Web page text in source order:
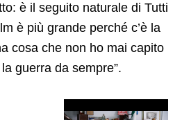
è il seguito naturale di Tutti
è più grande perché c’è la
cosa che non ho mai capito
guerra da sempre”.